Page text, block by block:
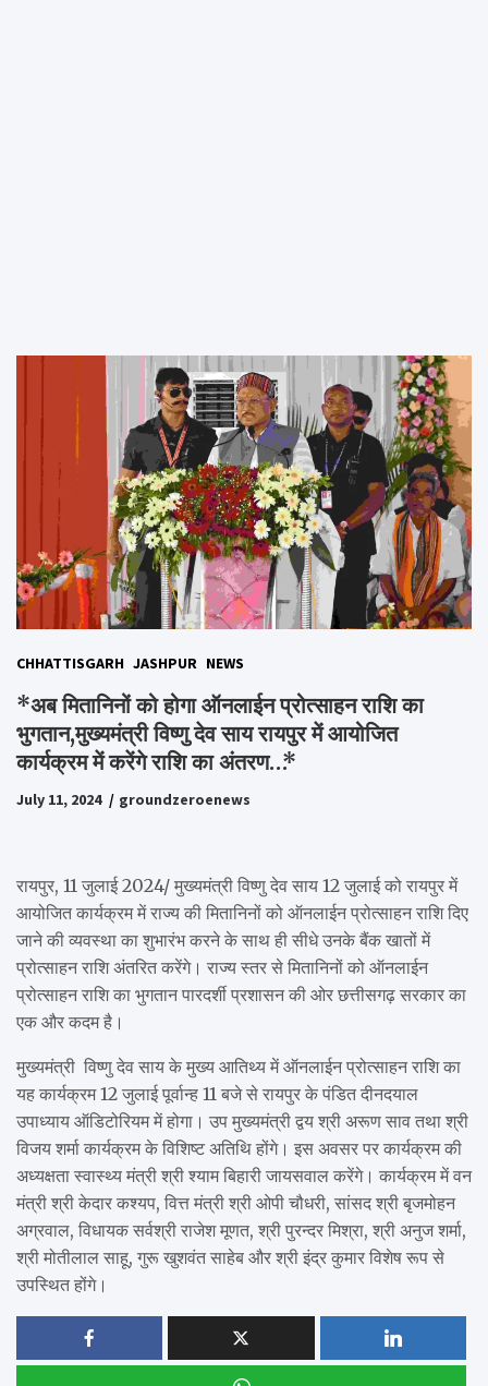
CHHATTISGARH JASHPUR NEWS
*अब मितानिनों को होगा ऑनलाईन प्रोत्साहन राशि का
भुगतान,मुख्यमंत्री विष्णु देव साय रायपुर में आयोजित
कार्यक्रम में करेंगे राशि का अंतरण…*
July 11, 2024 groundzeroenews
रायपुर, 11 जुलाई 2024/ मुख्यमंत्री विष्णु देव साय 12 जुलाई को रायपुर में
आयोजित कार्यक्रम में राज्य की मितानिनों को ऑनलाईन प्रोत्साहन राशि दिए
जाने की व्यवस्था का शुभारंभ करने के साथ ही सीधे उनके बैंक खातों में
प्रोत्साहन राशि अंतरित करेंगे। राज्य स्तर से मितानिनों को ऑनलाईन
प्रोत्साहन राशि का भुगतान पारदर्शी प्रशासन की ओर छत्तीसगढ़ सरकार का
एक और कदम है।
मुख्यमंत्री विष्णु देव साय के मुख्य आतिथ्य में ऑनलाईन प्रोत्साहन राशि का
यह कार्यक्रम 12 जुलाई पूर्वान्ह 11 बजे से रायपुर के पंडित दीनदयाल
उपाध्याय ऑडिटोरियम में होगा। उप मुख्यमंत्री द्वय श्री अरूण साव तथा श्री
विजय शर्मा कार्यक्रम के विशिष्ट अतिथि होंगे। इस अवसर पर कार्यक्रम की
अध्यक्षता स्वास्थ्य मंत्री श्री श्याम बिहारी जायसवाल करेंगे। कार्यक्रम में वन
मंत्री श्री केदार कश्यप, वित्त मंत्री श्री ओपी चौधरी, सांसद श्री बृजमोहन
अग्रवाल, विधायक सर्वश्री राजेश मूणत, श्री पुरन्दर मिश्रा, श्री अनुज शर्मा,
श्री मोतीलाल साहू, गुरू खुशवंत साहेब और श्री इंद्र कुमार विशेष रूप से
उपस्थित होंगे।